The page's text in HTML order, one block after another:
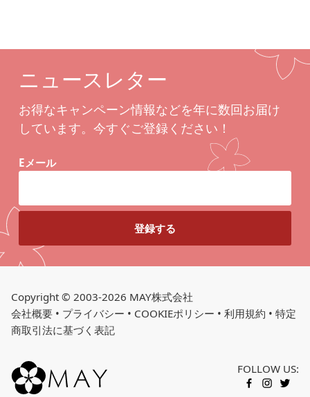
ニュースレター
お得なキャンペーン情報などを年に数回お届け
しています。今すぐご登録ください！
Eメール
Copyright © 2003-2026 MAY株式会社
会社概要 • プライバシー • COOKIEポリシー • 利用規約 • 特定
商取引法に基づく表記
FOLLOW US:
FACEBOOK